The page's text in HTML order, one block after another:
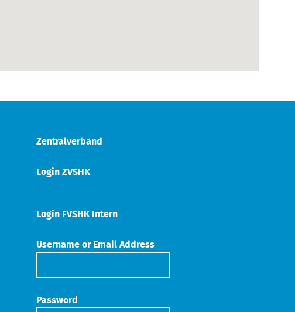
Zentralverband
Login ZVSHK
Login FVSHK Intern
Username or Email Address
Password